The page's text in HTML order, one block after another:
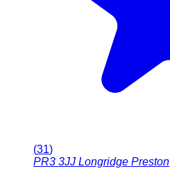
(31)
PR3 3JJ Longridge Preston